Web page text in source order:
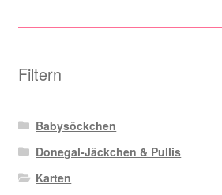
Filtern
Babysöckchen
Donegal-Jäckchen & Pullis
Karten